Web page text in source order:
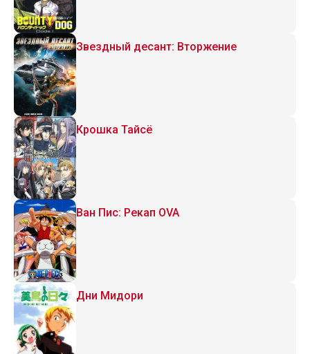
Звездный десант: Вторжение
Крошка Тайсё
Ван Пис: Рекап OVA
Дни Мидори